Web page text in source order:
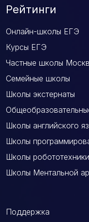
Рейтинги
Онлайн-школы ЕГЭ
Курсы ЕГЭ
Частные школы
Семейные школы
Школы экстернаты
Школы английского
Школы
Школы робототехники
Школы Ментальной
Поддержка